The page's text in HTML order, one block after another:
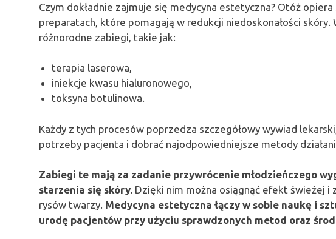
Czym dokładnie zajmuje się medycyna estetyczna? Otóż
preparatach, które pomagają w redukcji niedoskonałości
różnorodne zabiegi, takie jak:
terapia laserowa,
iniekcje kwasu hialuronowego,
toksyna botulinowa.
Każdy z tych procesów poprzedza szczegółowy wywiad
potrzeby pacjenta i dobrać najodpowiedniejsze metody
Zabiegi te mają za zadanie przywrócenie młodzieńczego
starzenia się skóry. Dzięki nim można osiągnąć efekt świeżej i
rysów twarzy. Medycyna estetyczna łączy w sobie naukę i
urodę pacjentów przy użyciu sprawdzonych metod oraz